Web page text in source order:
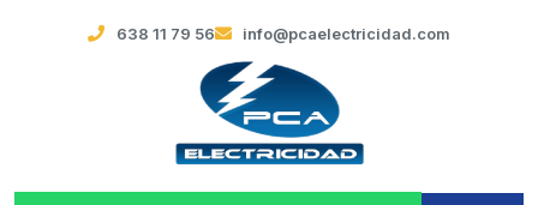
638 11 79 56 info@pcaelectricidad.com